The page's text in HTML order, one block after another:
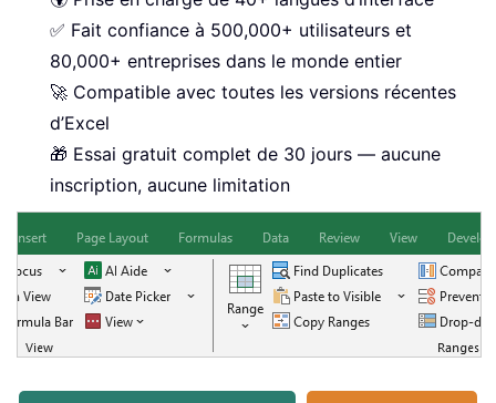
✅ Fait confiance à 500,000+ utilisateurs et
80,000+ entreprises dans le monde entier
🚀 Compatible avec toutes les versions récentes
d’Excel
🎁 Essai gratuit complet de 30 jours — aucune
inscription, aucune limitation